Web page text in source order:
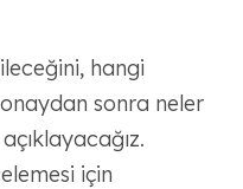
hangi
sonra neler
için